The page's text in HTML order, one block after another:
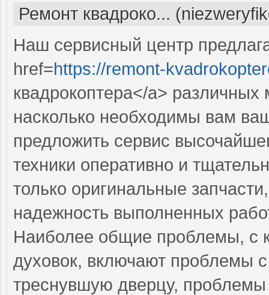
Ремонт квадроко...
Наш сервисный центр
href=https://remont-
квадрокоптера</a>
насколько необходимы вам
предложить сервис
техники оперативно и
только оригинальные
надежность выполненных
Наиболее общие проблемы, с
духовок, включают проблемы
треснувшую дверцу,